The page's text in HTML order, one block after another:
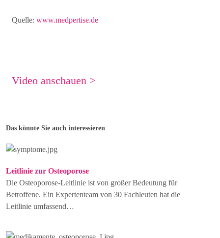
Quelle: www.medpertise.de
Video anschauen >
Das könnte Sie auch interessieren
Leitlinie zur Osteoporose
Die Osteoporose-Leitlinie ist von großer Bedeutung für
Betroffene. Ein Expertenteam von 30 Fachleuten hat die
Leitlinie umfassend…